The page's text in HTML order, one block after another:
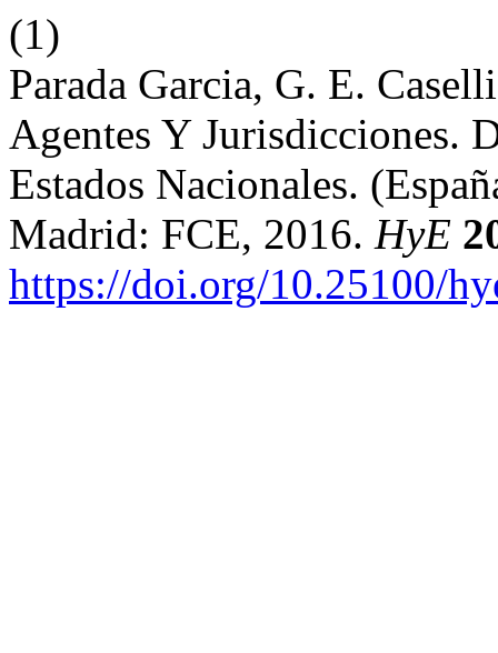
(1)
Parada Garcia, G. E.
Agentes Y Jurisdicciones.
Estados Nacionales.
Madrid: FCE, 2016. HyE
https://doi.org/10.25100/